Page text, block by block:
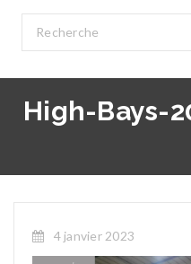
High-Bays-
4 janvier 2023